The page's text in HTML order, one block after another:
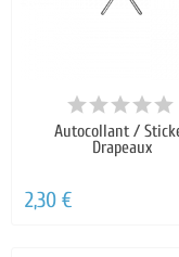
Autocollant /
Drapeaux
2,30 €